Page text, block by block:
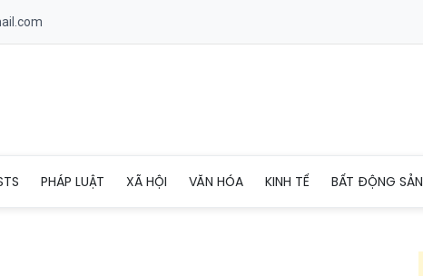
PHÁP LUẬT XÃ HỘI VĂN HÓA KINH TẾ BẤT ĐỘNG SẢN